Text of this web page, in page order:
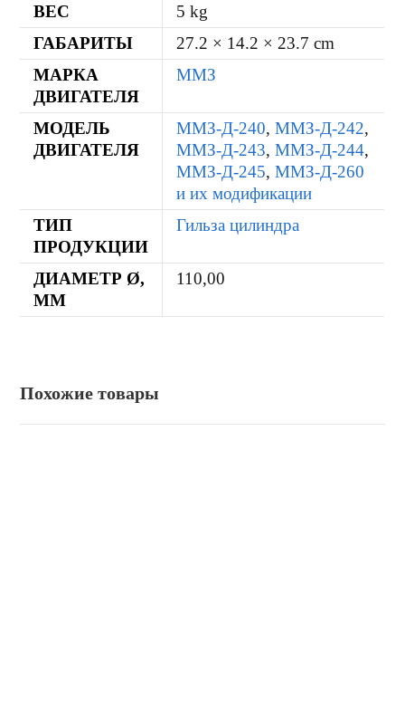
ВЕС
5 kg
ГАБАРИТЫ
27.2 × 14.2 × 23.7 cm
МАРКА
ДВИГАТЕЛЯ
ММЗ
МОДЕЛЬ
ДВИГАТЕЛЯ
ММЗ-Д-240,ММЗ-Д-242,
ММЗ-Д-243,ММЗ-Д-244,
ММЗ-Д-245,ММЗ-Д-260
и их модификации
ТИП
ПРОДУКЦИИ
Гильза цилиндра
ДИАМЕТР Ø,
ММ
110,00
Похожие товары